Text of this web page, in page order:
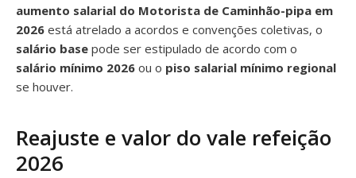
aumento salarial do Motorista de Caminhão-pipa em
2026 está atrelado a acordos e convenções coletivas, o
salário base pode ser estipulado de acordo com o
salário mínimo 2026 ou o piso salarial mínimo regional
se houver.
Reajuste e valor do vale refeição
2026